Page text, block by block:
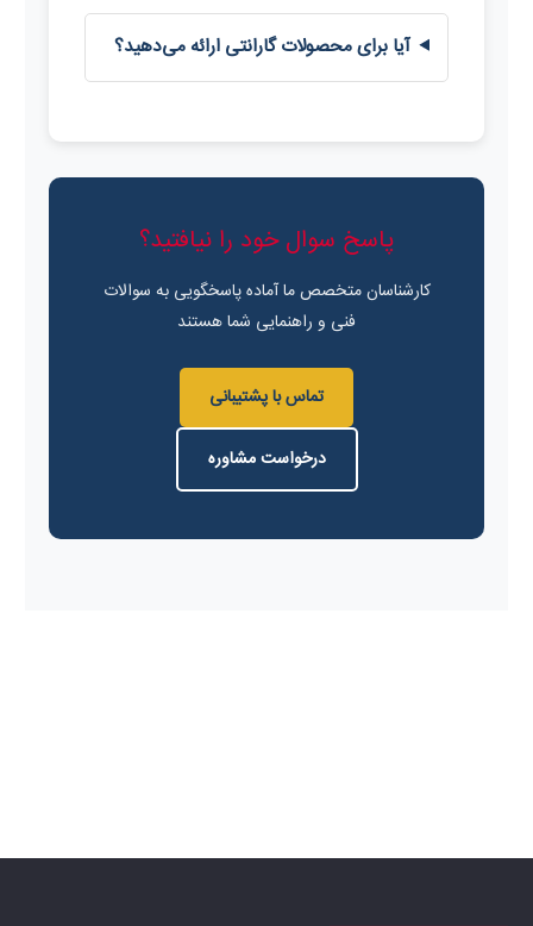
آیا برای محصولات گارانتی ارائه می‌دهید؟
پاسخ سوال خود را نیافتید؟
کارشناسان متخصص ما آماده پاسخگویی به سوالات
فنی و راهنمایی شما هستند
تماس با پشتیبانی
درخواست مشاوره